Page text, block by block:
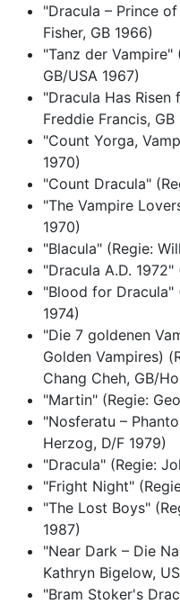
"Dracula – Prince
Fisher, GB 1966)
"Tanz der Vampire"
GB/USA 1967)
"Dracula Has Risen
Freddie Francis, GB
"Count Yorga,
1970)
"Count Dracula"
"The Vampire
1970)
"Blacula" (Regie:
"Dracula A.D. 1972"
"Blood for Dracula"
1974)
"Die 7 goldenen
Golden Vampires)
Chang Cheh, GB/
"Martin" (Regie:
"Nosferatu –
Herzog, D/F 1979)
"Dracula" (Regie:
"Fright Night"
"The Lost Boys"
1987)
"Near Dark – Die
Kathryn Bigelow,
"Bram Stoker's